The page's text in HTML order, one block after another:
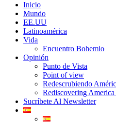
Inicio
Mundo
EE.UU
Latinoamérica
Vida
Encuentro Bohemio
Opinión
Punto de Vista
Point of view
Redescrubiendo
Rediscovering
Sucríbete Al Newsletter